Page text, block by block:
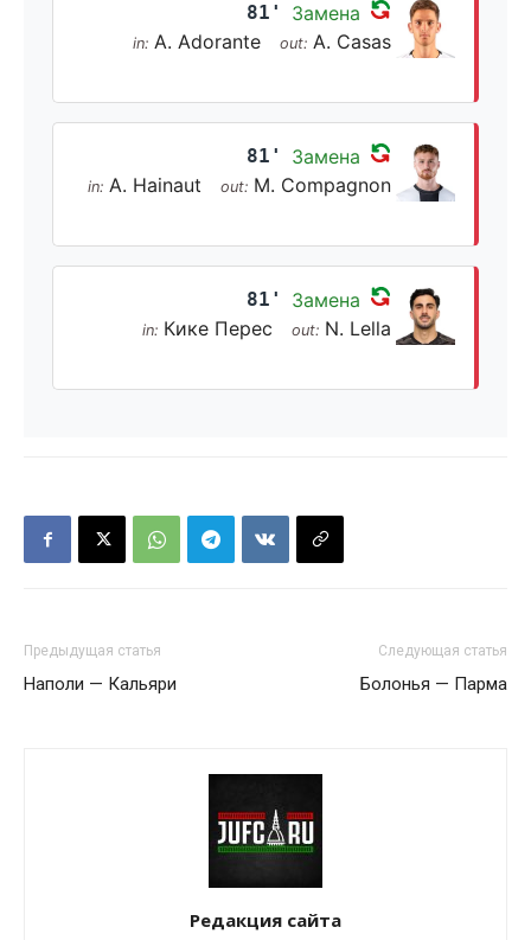
81' Замена
in: A. Adorante out: A. Casas
81' Замена
in: A. Hainaut out: M. Compagnon
81' Замена
in: Кике Перес out: N. Lella
Предыдущая статья
Наполи — Кальяри
Следующая статья
Болонья — Парма
Редакция сайта